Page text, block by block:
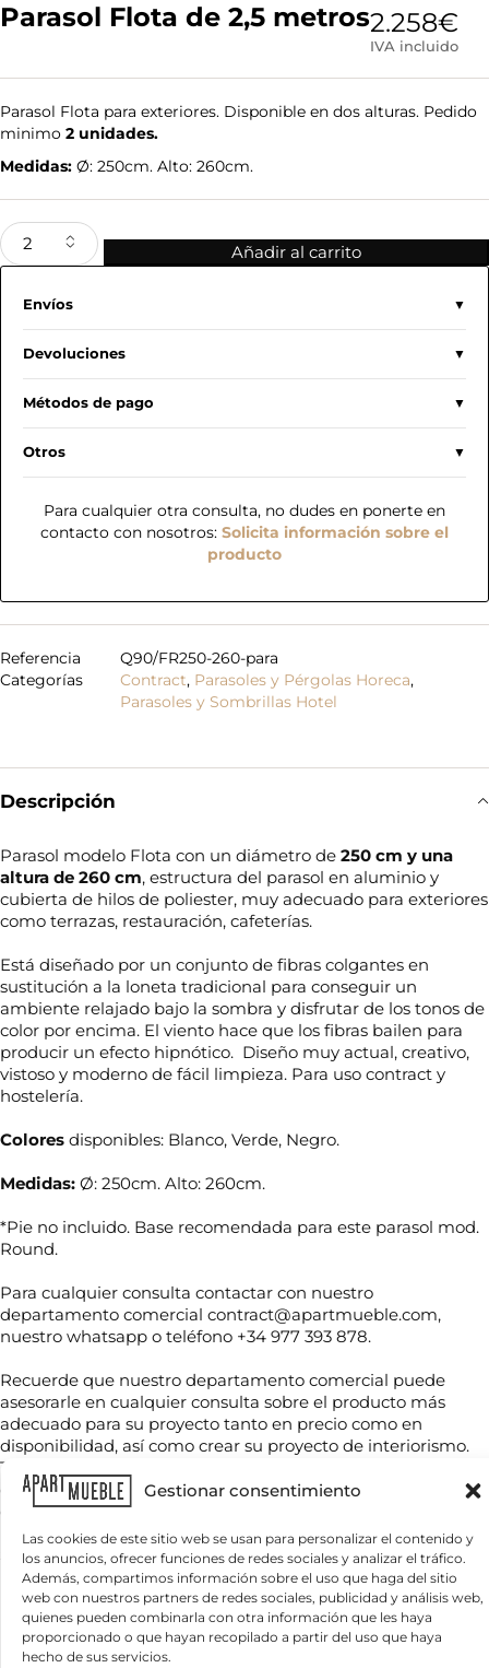
Gestionar consentimiento
Las cookies de este sitio web se usan para personalizar el contenido y
los anuncios, ofrecer funciones de redes sociales y analizar el tráfico.
Además, compartimos información sobre el uso que haga del sitio
web con nuestros partners de redes sociales, publicidad y análisis web,
quienes pueden combinarla con otra información que les haya
proporcionado o que hayan recopilado a partir del uso que haya
hecho de sus servicios.
Parasol Flota de 2,5 metros2.258€
IVA incluido
Parasol Flota para exteriores. Disponible en dos alturas. Pedido
minimo 2 unidades.
Medidas: Ø: 250cm. Alto: 260cm.
Añadir al carrito
Envíos
Devoluciones
Métodos de pago
Otros
Para cualquier otra consulta, no dudes en ponerte en
contacto con nosotros: Solicita información sobre el
producto
Referencia
Q90/FR250-260-para
Categorías
Contract, Parasoles y Pérgolas Horeca,
Parasoles y Sombrillas Hotel
Descripción
Parasol modelo Flota con un diámetro de 250 cm y una
altura de 260 cm, estructura del parasol en aluminio y
cubierta de hilos de poliester, muy adecuado para exteriores
como terrazas, restauración, cafeterías.
Está diseñado por un conjunto de fibras colgantes en
sustitución a la loneta tradicional para conseguir un
ambiente relajado bajo la sombra y disfrutar de los tonos de
color por encima. El viento hace que los fibras bailen para
producir un efecto hipnótico. Diseño muy actual, creativo,
vistoso y moderno de fácil limpieza. Para uso contract y
hostelería.
Colores disponibles: Blanco, Verde, Negro.
Medidas: Ø: 250cm. Alto: 260cm.
*Pie no incluido. Base recomendada para este parasol mod.
Round.
Para cualquier consulta contactar con nuestro
departamento comercial contract@apartmueble.com,
nuestro whatsapp o teléfono +34 977 393 878.
Recuerde que nuestro departamento comercial puede
asesorarle en cualquier consulta sobre el producto más
adecuado para su proyecto tanto en precio como en
disponibilidad, así como crear su proyecto de interiorismo.
Tenemos mucha variedad en producto de hostelería tanto
de importación como nacional, por compra unitaria o de
contenedores.
Para grandes cantidades consultar precio final.
Se envía muestras a cargo del comprador.
Iva , tasas y transporte no incluido.
Precio para unidades sueltas: precio de tarifa.
Productos relacionados
N
o
m
r
e
*
¿
Q
u
é
N
o
m
b
e
N
o
m
b
r
e
T
e
l
é
o
n
*
C
o
r
e
o
e
l
e
c
¿
Q
u
é
n
e